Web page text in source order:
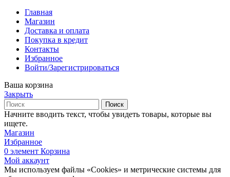
Главная
Магазин
Доставка и оплата
Покупка в кредит
Контакты
Избранное
Войти/Зарегистрироваться
Ваша корзина
Закрыть
Поиск
Начните вводить текст, чтобы увидеть товары, которые вы
ищете.
Магазин
Избранное
0 элемент Корзина
Мой аккаунт
Мы используем файлы «Cookies» и метрические системы для